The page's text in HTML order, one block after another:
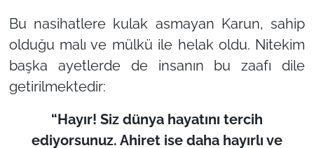
Bu nasihatlere kulak asmayan Karun, sahip
olduğu malı ve mülkü ile helak oldu. Nitekim
başka ayetlerde de insanın bu zaafı dile
getirilmektedir:
“Hayır! Siz dünya hayatını tercih
ediyorsunuz. Ahiret ise daha hayırlı ve